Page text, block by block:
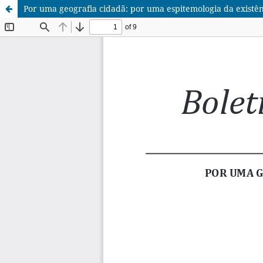
Por uma geografia cidadã: por uma espitemologia da